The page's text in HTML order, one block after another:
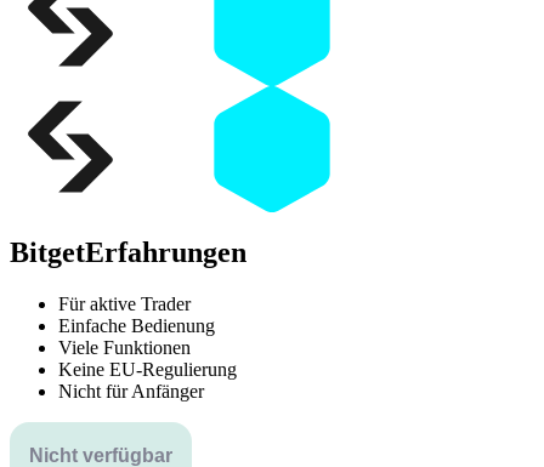
BitgetErfahrungen
Für aktive Trader
Einfache Bedienung
Viele Funktionen
Keine EU-Regulierung
Nicht für Anfänger
Nicht verfügbar